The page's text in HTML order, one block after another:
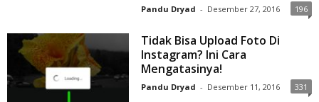
Pandu Dryad - Desember 27, 2016 196
Tidak Bisa Upload Foto Di
Instagram? Ini Cara
Mengatasinya!
Pandu Dryad - Desember 11, 2016 331